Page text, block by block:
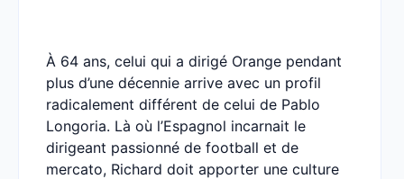
À 64 ans, celui qui a dirigé Orange pendant
plus d’une décennie arrive avec un profil
radicalement différent de celui de Pablo
Longoria. Là où l’Espagnol incarnait le
dirigeant passionné de football et de
mercato, Richard doit apporter une culture